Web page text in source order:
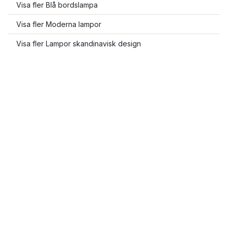
Visa fler Blå bordslampa
Visa fler Moderna lampor
Visa fler Lampor skandinavisk design